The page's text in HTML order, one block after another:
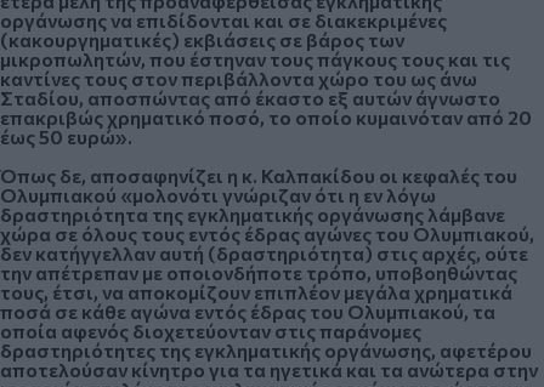
οργάνωσης να επιδίδονται και σε διακεκριμένες
(κακουργηματικές) εκβιάσεις σε βάρος των
μικροπωλητών, που έστηναν τους πάγκους τους και τις
καντίνες τους στον περιβάλλοντα χώρο του ως άνω
Σταδίου, αποσπώντας από έκαστο εξ αυτών άγνωστο
επακριβώς χρηματικό ποσό, το οποίο κυμαινόταν από 20
έως 50 ευρώ».
Όπως δε, αποσαφηνίζει η κ. Καλπακίδου οι κεφαλές του
Ολυμπιακού «μολονότι γνώριζαν ότι η εν λόγω
δραστηριότητα της εγκληματικής οργάνωσης λάμβανε
χώρα σε όλους τους εντός έδρας αγώνες του Ολυμπιακού,
δεν κατήγγελλαν αυτή (δραστηριότητα) στις αρχές, ούτε
την απέτρεπαν με οποιονδήποτε τρόπο, υποβοηθώντας
τους, έτσι, να αποκομίζουν επιπλέον μεγάλα χρηματικά
ποσά σε κάθε αγώνα εντός έδρας του Ολυμπιακού, τα
οποία αφενός διοχετεύονταν στις παράνομες
δραστηριότητες της εγκληματικής οργάνωσης, αφετέρου
αποτελούσαν κίνητρο για τα ηγετικά και τα ανώτερα στην